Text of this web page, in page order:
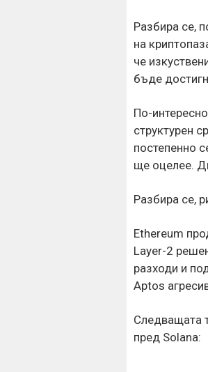
Разбира се,
на
че
бъде
По-
структурен
постепенно
ще оцелее.
Разбира се,
Ethereum
Layer-2
разходи и
Aptos
Следващата
пред Solana: